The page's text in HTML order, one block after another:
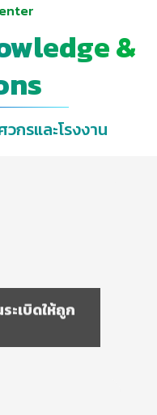
&
กรและโรงงาน
ะเบิดให้ถูก